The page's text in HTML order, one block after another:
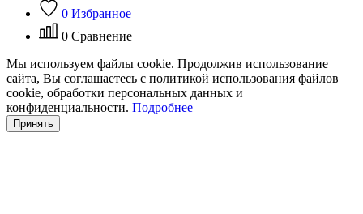
0 Избранное
0 Сравнение
Мы используем файлы cookie. Продолжив использование
сайта, Вы соглашаетесь с политикой использования файлов
cookie, обработки персональных данных и
конфиденциальности. Подробнее
Принять